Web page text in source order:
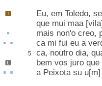
Eu, em Toledo,
que mui maa
mais non'o creo,
ca mi fui eu a
5
ca, noutro dia,
bem vos juro que
a Peixota su